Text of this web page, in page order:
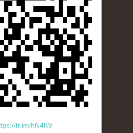
tr.im/hN4K9